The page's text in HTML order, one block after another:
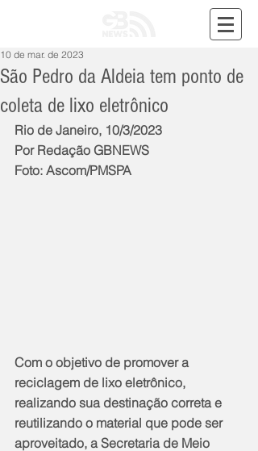
São Pedro da Aldeia tem ponto de
coleta de lixo eletrônico
10 de mar. de 2023
Rio de Janeiro, 10/3/2023
Por Redação GBNEWS
Foto: Ascom/PMSPA
Com o objetivo de promover a
reciclagem de lixo eletrônico,
realizando sua destinação correta e
reutilizando o material que pode ser
aproveitado, a Secretaria de Meio